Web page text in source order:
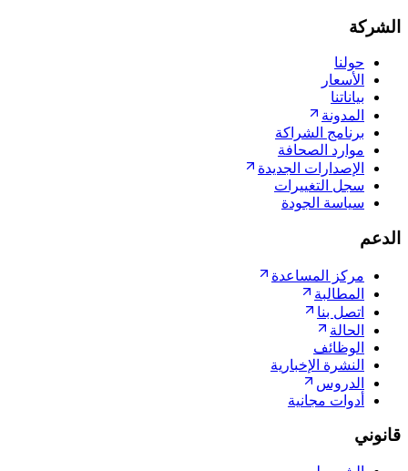
الشركة
حولنا
الأسعار
بياناتنا
المدونة
برنامج الشراكة
موارد الصحافة
الإصدارات الجديدة
سجل التغييرات
سياسة الجودة
الدعم
مركز المساعدة
المطالبة
اتصل بنا
الحالة
الوظائف
النشرة الإخبارية
الدروس
أدوات مجانية
قانوني